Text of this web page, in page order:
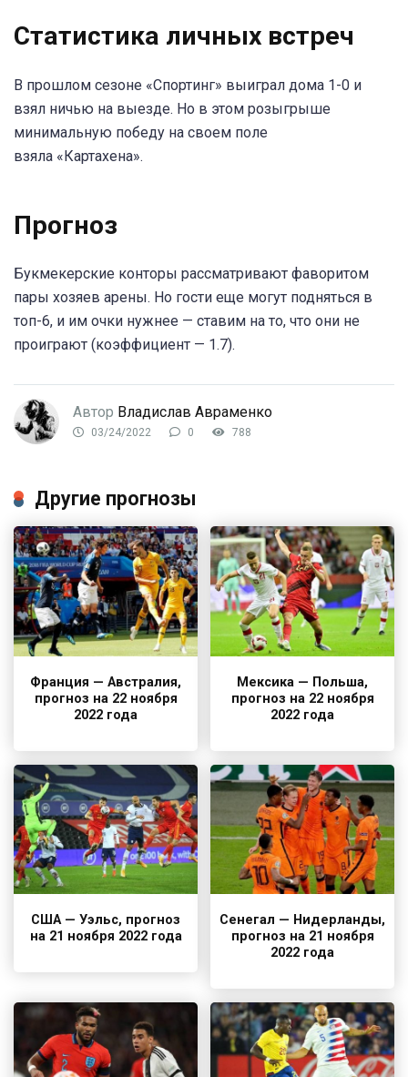
Статистика личных встреч
В прошлом сезоне «Спортинг» выиграл дома 1-0 и
взял ничью на выезде. Но в этом розыгрыше
минимальную победу на своем поле
взяла «Картахена».
Прогноз
Букмекерские конторы рассматривают фаворитом
пары хозяев арены. Но гости еще могут подняться в
топ-6, и им очки нужнее — ставим на то, что они не
проиграют (коэффициент — 1.7).
Автор Владислав Авраменко
03/24/2022 0 788
Другие прогнозы
Франция — Австралия,
прогноз на 22 ноября
2022 года
Мексика — Польша,
прогноз на 22 ноября
2022 года
США — Уэльс, прогноз
на 21 ноября 2022 года
Сенегал — Нидерланды,
прогноз на 21 ноября
2022 года